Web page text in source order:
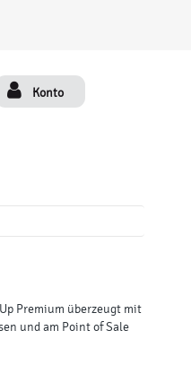
Konto
Premium überzeugt mit
und am Point of Sale